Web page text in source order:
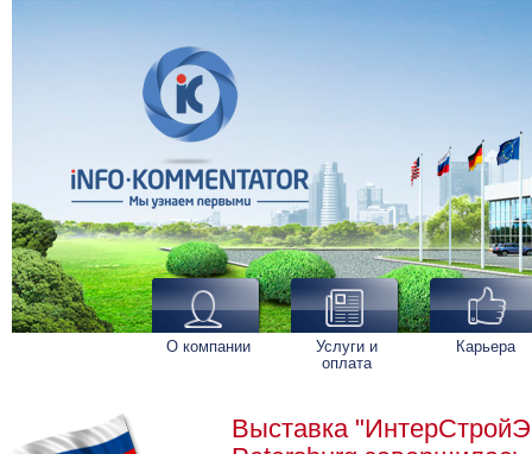
О компании Услуги и
оплата
Карьера
Выставка